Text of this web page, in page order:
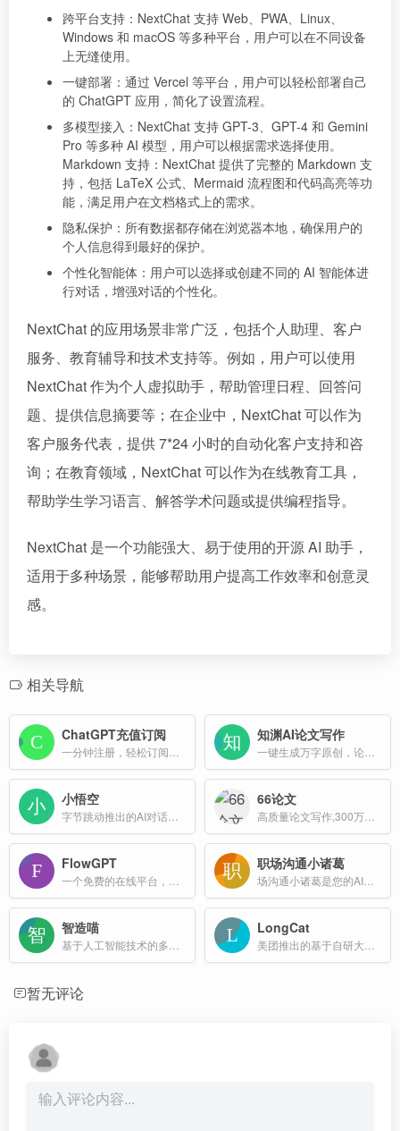
跨平台支持：NextChat 支持 Web、PWA、Linux、
Windows 和 macOS 等多种平台，用户可以在不同设备
上无缝使用。
一键部署：通过 Vercel 等平台，用户可以轻松部署自己
的 ChatGPT 应用，简化了设置流程。
多模型接入：NextChat 支持 GPT-3、GPT-4 和 Gemini
Pro 等多种 AI 模型，用户可以根据需求选择使用。
Markdown 支持：NextChat 提供了完整的 Markdown 支
持，包括 LaTeX 公式、Mermaid 流程图和代码高亮等功
能，满足用户在文档格式上的需求。
隐私保护：所有数据都存储在浏览器本地，确保用户的
个人信息得到最好的保护。
个性化智能体：用户可以选择或创建不同的 AI 智能体进
行对话，增强对话的个性化。
NextChat 的应用场景非常广泛，包括个人助理、客户
服务、教育辅导和技术支持等。例如，用户可以使用
NextChat 作为个人虚拟助手，帮助管理日程、回答问
题、提供信息摘要等；在企业中，NextChat 可以作为
客户服务代表，提供 7*24 小时的自动化客户支持和咨
询；在教育领域，NextChat 可以作为在线教育工具，
帮助学生学习语言、解答学术问题或提供编程指导。
NextChat 是一个功能强大、易于使用的开源 AI 助手，
适用于多种场景，能够帮助用户提高工作效率和创意灵
感。
相关导航
ChatGPT充值订阅 知渊AI论文写作
小悟空 66论文
FlowGPT 职场沟通小诸葛
智造喵 LongCat
暂无评论